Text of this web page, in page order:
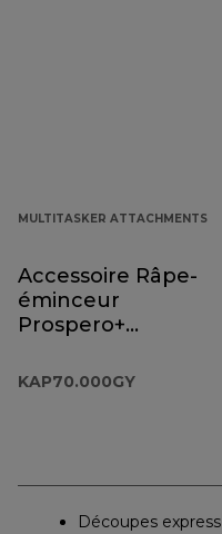
MULTITASKER ATTACHMENTS
Accessoire Râpe-
éminceur
Prospero+
KAP70.000GY
Découpes express